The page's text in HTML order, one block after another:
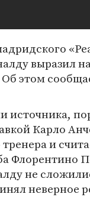
выразил
этом
Карло
и
Флорентино
не
неверное